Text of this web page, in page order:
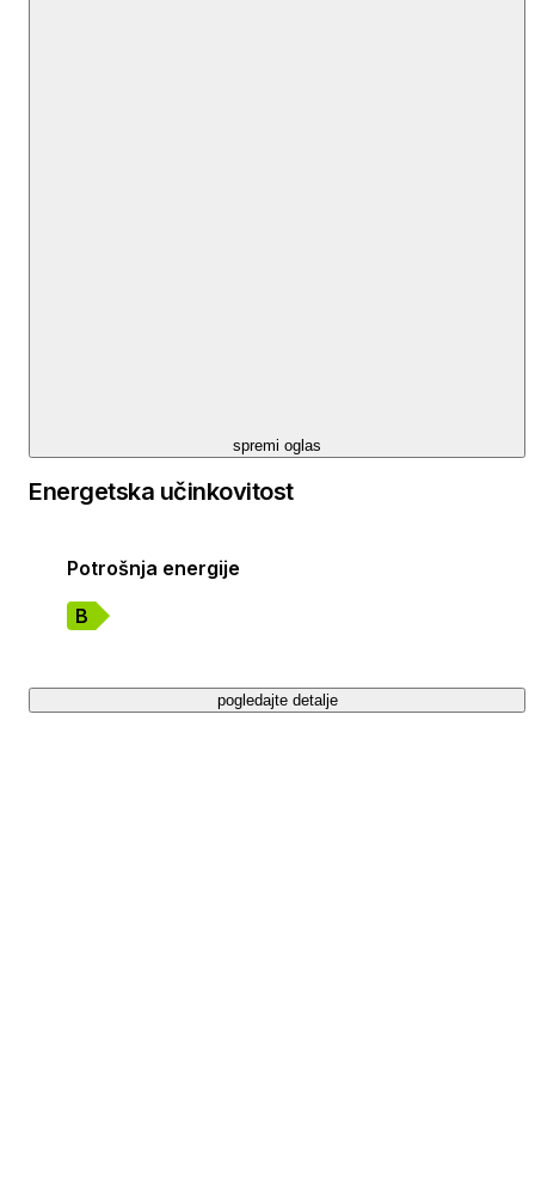
spremi oglas
Energetska učinkovitost
Potrošnja energije
B
pogledajte detalje